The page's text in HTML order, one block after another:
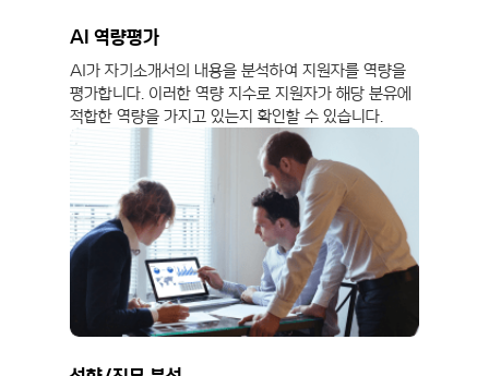
AI 역량평가
AI가 자기소개서의 내용을 분석하여 지원자를 역량을
평가합니다. 이러한 역량 지수로 지원자가 해당 분유에
적합한 역량을 가지고 있는지 확인할 수 있습니다.